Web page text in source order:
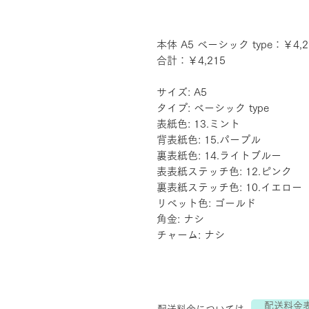
本体 A5 ベーシック type：￥
合計：￥4,215
サイズ: A5
タイプ: ベーシック type
表紙色: 13.ミント
背表紙色: 15.パープル
裏表紙色: 14.ライトブルー
表表紙ステッチ色: 12.ピンク
裏表紙ステッチ色: 10.イエロー
リベット色: ゴールド
角金: ナシ
チャーム: ナシ
配送料金